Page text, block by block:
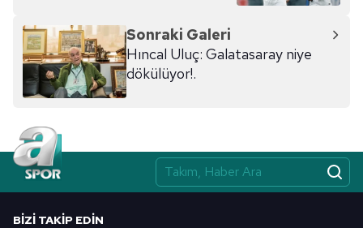
Sonraki Galeri
Hıncal Uluç: Galatasaray niye
dökülüyor!.
BIZI TAKIP EDIN